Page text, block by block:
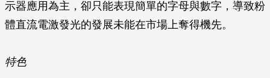
示器應用為主，卻只能表現簡單的字母與數字，導致粉
體直流電激發光的發展未能在市場上奪得機先。
特色